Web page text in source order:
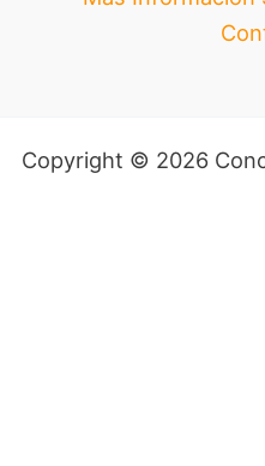
Copyright © 2026